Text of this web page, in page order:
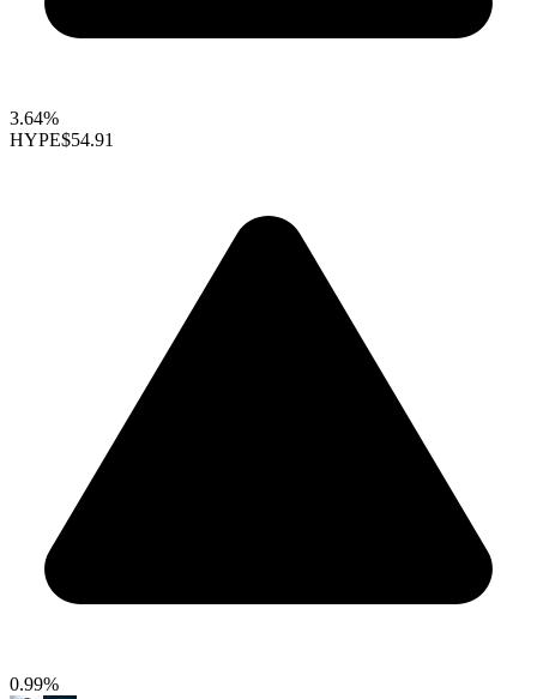
3.64%
HYPE$54.91
0.99%